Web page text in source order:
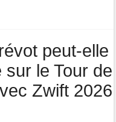
du monde
peut-elle
le Tour de
Zwift 2026